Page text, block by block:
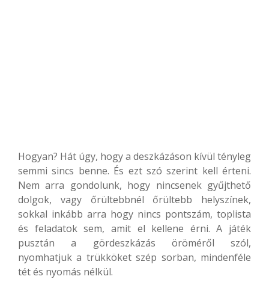
Hogyan? Hát úgy, hogy a deszkázáson kívül tényleg
semmi sincs benne. És ezt szó szerint kell érteni.
Nem arra gondolunk, hogy nincsenek gyűjthető
dolgok, vagy őrültebbnél őrültebb helyszínek,
sokkal inkább arra hogy nincs pontszám, toplista
és feladatok sem, amit el kellene érni. A játék
pusztán a gördeszkázás öröméről szól,
nyomhatjuk a trükköket szép sorban, mindenféle
tét és nyomás nélkül.